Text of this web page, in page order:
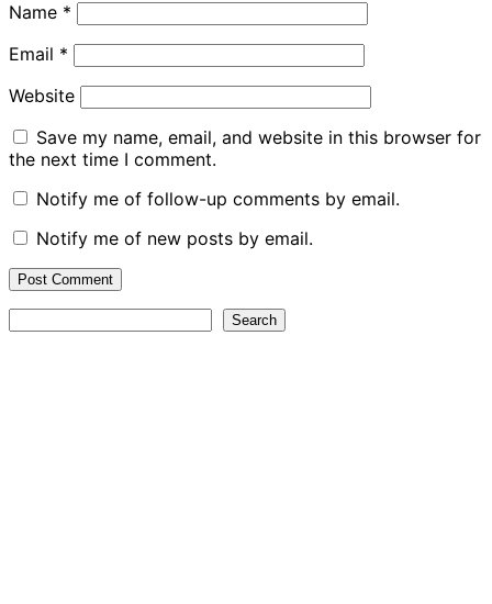
Name *
Email *
Website
Save my name, email, and website in this browser for
the next time I comment.
Notify me of follow-up comments by email.
Notify me of new posts by email.
Search